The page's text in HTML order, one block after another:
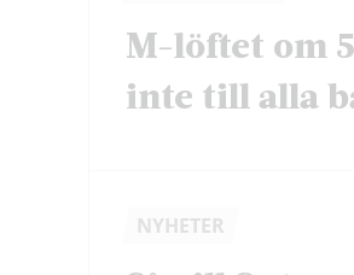
M-löftet om
inte till alla
NYHETER